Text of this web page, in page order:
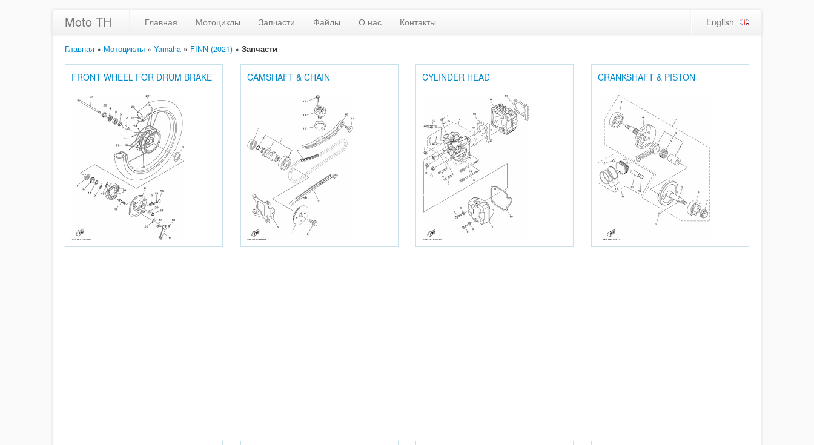
Moto TH Главная Мотоциклы Запчасти Файлы О нас Контакты English
Главная » Мотоциклы » Yamaha » FINN (2021) » Запчасти
FRONT WHEEL FOR DRUM BRAKE CAMSHAFT & CHAIN CYLINDER HEAD CRANKSHAFT & PISTON